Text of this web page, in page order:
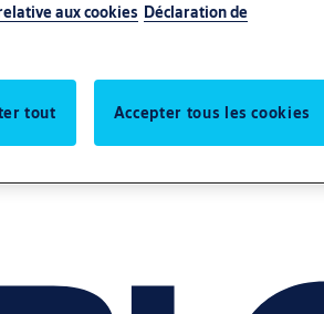
aux cookies Déclaration de
tout Accepter tous les cookies